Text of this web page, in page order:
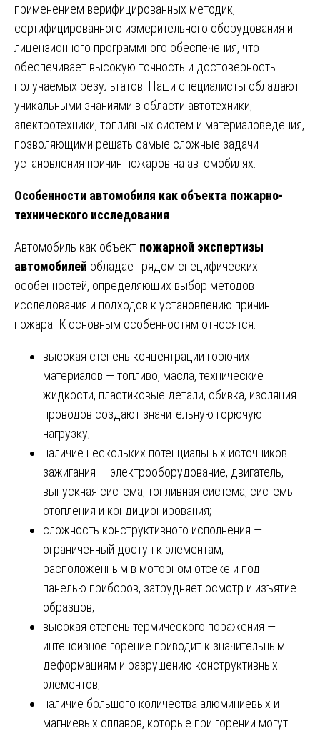
применением верифицированных методик,
сертифицированного измерительного оборудования и
лицензионного программного обеспечения, что
обеспечивает высокую точность и достоверность
получаемых результатов. Наши специалисты обладают
уникальными знаниями в области автотехники,
электротехники, топливных систем и материаловедения,
позволяющими решать самые сложные задачи
установления причин пожаров на автомобилях.
Особенности автомобиля как объекта пожарно-
технического исследования
Автомобиль как объект пожарной экспертизы
автомобилей обладает рядом специфических
особенностей, определяющих выбор методов
исследования и подходов к установлению причин
пожара. К основным особенностям относятся:
высокая степень концентрации горючих
материалов — топливо, масла, технические
жидкости, пластиковые детали, обивка, изоляция
проводов создают значительную горючую
нагрузку;
наличие нескольких потенциальных источников
зажигания — электрооборудование, двигатель,
выпускная система, топливная система, системы
отопления и кондиционирования;
сложность конструктивного исполнения —
ограниченный доступ к элементам,
расположенным в моторном отсеке и под
панелью приборов, затрудняет осмотр и изъятие
образцов;
высокая степень термического поражения —
интенсивное горение приводит к значительным
деформациям и разрушению конструктивных
элементов;
наличие большого количества алюминиевых и
магниевых сплавов, которые при горении могут